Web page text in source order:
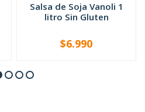
Salsa de Soja Vanoli 1
litro Sin Gluten
+
$6.990